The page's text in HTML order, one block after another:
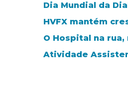
Dia Mundial da
HVFX mantém
O Hospital na rua,
Atividade